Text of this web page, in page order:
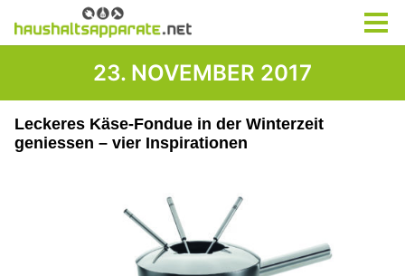
23. NOVEMBER 2017
Leckeres Käse-Fondue in der Winterzeit
geniessen – vier Inspirationen